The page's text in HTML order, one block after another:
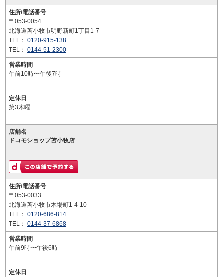
住所/電話番号
〒053-0054
北海道苫小牧市明野新町1丁目1-7
TEL： 0120-915-138
TEL： 0144-51-2300
営業時間
午前10時〜午後7時
定休日
第3木曜
店舗名
ドコモショップ苫小牧店
住所/電話番号
〒053-0033
北海道苫小牧市木場町1-4-10
TEL： 0120-686-814
TEL： 0144-37-6868
営業時間
午前9時〜午後6時
定休日